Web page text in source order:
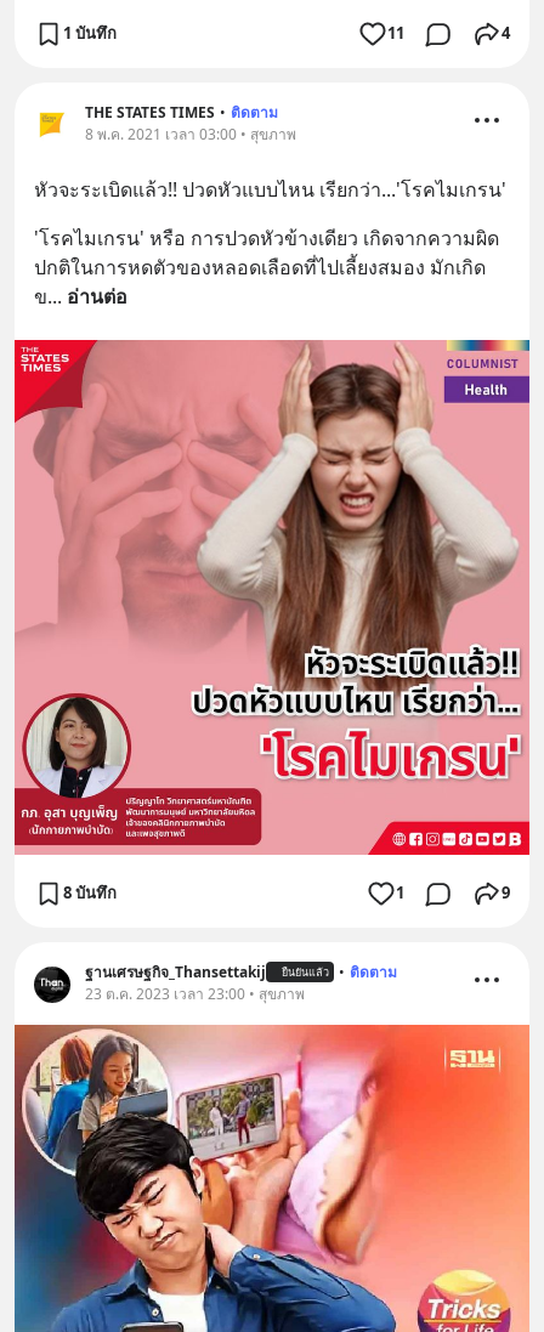
1 บันทึก 11 4
THE STATES TIMES • ติดตาม
8 พ.ค. 2021 เวลา 03:00 • สุขภาพ
หัวจะระเบิดแล้ว!! ปวดหัวแบบไหน เรียกว่า...'โรคไมเกรน'
'โรคไมเกรน' หรือ การปวดหัวข้างเดียว เกิดจากความผิด
ปกติในการหดตัวของหลอดเลือดที่ไปเลี้ยงสมอง มักเกิด
ข... อ่านต่อ
8 บันทึก 1 9
ฐานเศรษฐกิจ_Thansettakij ยืนยันแล้ว • ติดตาม
23 ต.ค. 2023 เวลา 23:00 • สุขภาพ